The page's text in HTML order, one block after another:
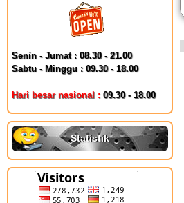
Senin - Jumat : 08.30 - 21.00
Sabtu - Minggu : 09.30 - 18.00
Hari besar nasional : 09.30 - 18.00
Statistik